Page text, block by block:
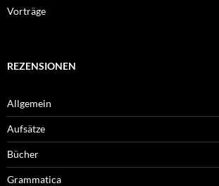
Vorträge
REZENSIONEN
Allgemein
Aufsätze
Bücher
Grammatica